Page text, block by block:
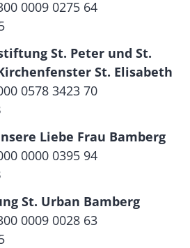
0009 0275 64
St. Peter und St.
St. Elisabeth
0578 3423 70
Liebe Frau Bamberg
0000 0395 94
St. Urban Bamberg
0009 0028 63